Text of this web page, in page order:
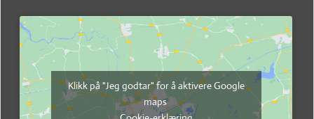
Klikk på "Jeg godtar" for å aktivere Google
maps